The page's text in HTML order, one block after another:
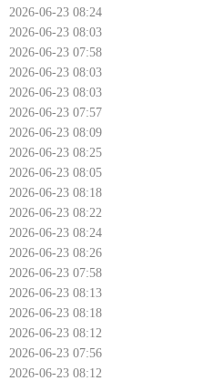
2026-06-23 08:24
2026-06-23 08:03
2026-06-23 07:58
2026-06-23 08:03
2026-06-23 08:03
2026-06-23 07:57
2026-06-23 08:09
2026-06-23 08:25
2026-06-23 08:05
2026-06-23 08:18
2026-06-23 08:22
2026-06-23 08:24
2026-06-23 08:26
2026-06-23 07:58
2026-06-23 08:13
2026-06-23 08:18
2026-06-23 08:12
2026-06-23 07:56
2026-06-23 08:12